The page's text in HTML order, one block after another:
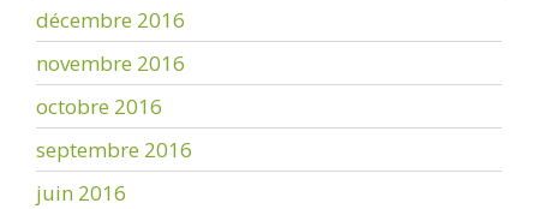
décembre 2016
novembre 2016
octobre 2016
septembre 2016
juin 2016